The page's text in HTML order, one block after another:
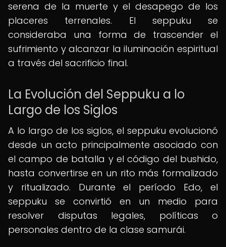
serena de la muerte y el desapego de los
placeres terrenales. El seppuku se
consideraba una forma de trascender el
sufrimiento y alcanzar la iluminación espiritual
a través del sacrificio final.
La Evolución del Seppuku a lo
Largo de los Siglos
A lo largo de los siglos, el seppuku evolucionó
desde un acto principalmente asociado con
el campo de batalla y el código del bushido,
hasta convertirse en un rito más formalizado
y ritualizado. Durante el período Edo, el
seppuku se convirtió en un medio para
resolver disputas legales, políticas o
personales dentro de la clase samurái.